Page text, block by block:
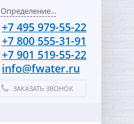
Определение...
+7 495 979-55-22
+7 800 555-31-91
+7 901 519-55-22
info@fwater.ru
ЗАКАЗАТЬ ЗВОНОК